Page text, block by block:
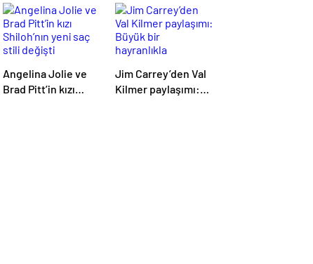
Angelina Jolie ve
Brad Pitt’in kızı
Jim Carrey’den Val
Kilmer paylaşımı: